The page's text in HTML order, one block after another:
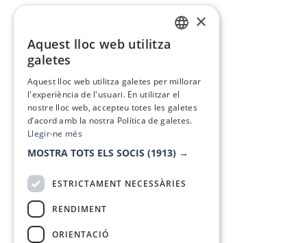
×
Aquest lloc web utilitza
galetes
Aquest lloc web utilitza galetes per millorar
l'experiència de l'usuari. En utilitzar el
nostre lloc web, accepteu totes les galetes
d’acord amb la nostra Política de galetes.
Llegir-ne més
MOSTRA TOTS ELS SOCIS (1913) →
ESTRICTAMENT NECESSÀRIES
RENDIMENT
ORIENTACIÓ